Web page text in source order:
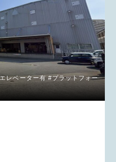
レベーター有 #プラットフォー